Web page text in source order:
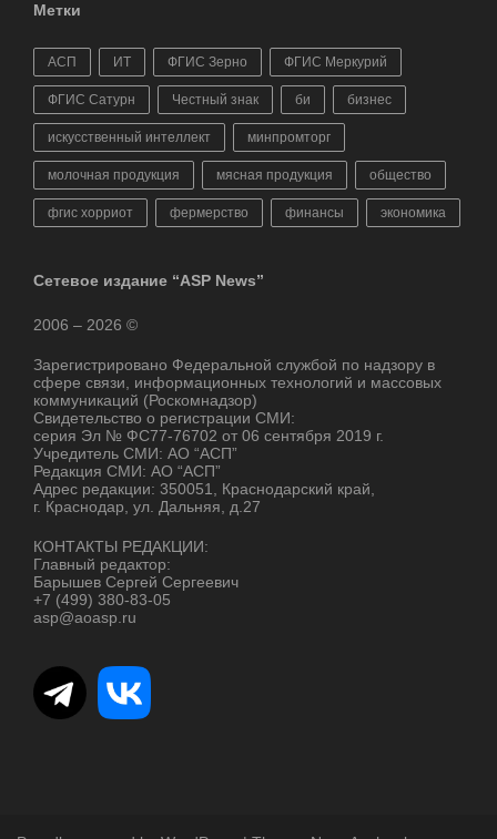
Метки
АСП ИТ ФГИС Зерно ФГИС Меркурий
ФГИС Сатурн Честный знак би бизнес
искусственный интеллект минпромторг
молочная продукция мясная продукция общество
фгис хорриот фермерство финансы экономика
Сетевое издание “ASP News”
2006 – 2026 ©
Зарегистрировано Федеральной службой по надзору в
сфере связи, информационных технологий и массовых
коммуникаций (Роскомнадзор)
Свидетельство о регистрации СМИ:
серия Эл № ФС77-76702 от 06 сентября 2019 г.
Учредитель СМИ: АО “АСП”
Редакция СМИ: АО “АСП”
Адрес редакции: 350051, Краснодарский край,
г. Краснодар, ул. Дальняя, д.27
КОНТАКТЫ РЕДАКЦИИ:
Главный редактор:
Барышев Сергей Сергеевич
+7 (499) 380-83-05
asp@aoasp.ru